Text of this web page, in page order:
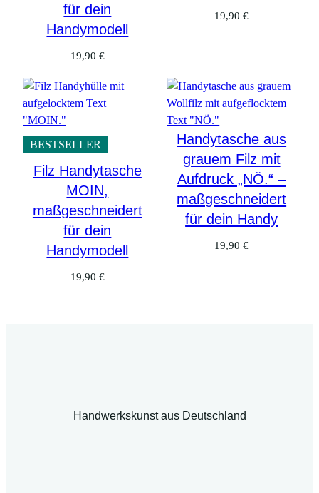
für dein
Handymodell
19,90 €
19,90€
BESTSELLER
Filz Handytasche
MOIN,
maßgeschneidert
für dein
Handymodell
19,90 €
Handytasche aus
grauem Filz mit
Aufdruck „NÖ.“ –
maßgeschneidert
für dein Handy
19,90€
Handwerkskunst aus Deutschland